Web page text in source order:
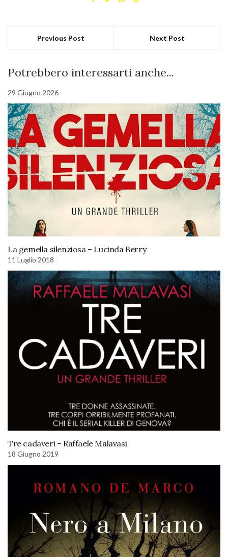
Previous Post Next Post
Potrebbero interessarti anche...
29 Giugno 2026
La gemella silenziosa – Lucinda Berry
11 Luglio 2018
Tre cadaveri – Raffaele Malavasi
18 Giugno 2019